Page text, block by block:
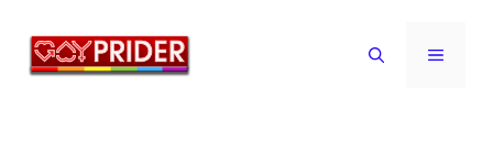
MENU